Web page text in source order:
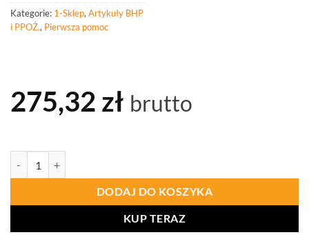
Kategorie: 1-Sklep,Artykuły BHP
i PPOŻ., Pierwsza pomoc
275,32 zł brutto
DODAJ DO KOSZYKA
KUP TERAZ